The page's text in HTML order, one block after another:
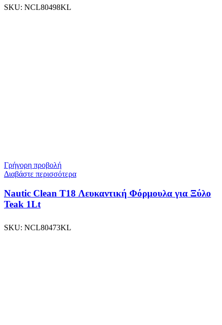
SKU: NCL80498KL
Γρήγορη προβολή
Διαβάστε περισσότερα
Nautic Clean T18 Λευκαντική Φόρμουλα για Ξύλο
Teak 1Lt
SKU: NCL80473KL